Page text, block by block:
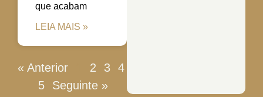
que acabam
LEIA MAIS »
« Anterior 2 3
4
5
Seguinte »